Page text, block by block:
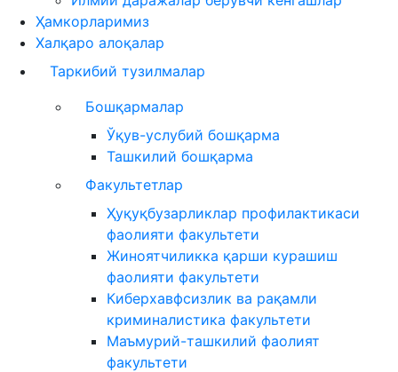
Ҳамкорларимиз
Халқаро алоқалар
Таркибий тузилмалар
Бошқармалар
Ўқув-услубий бошқарма
Ташкилий бошқарма
Факультетлар
Ҳуқуқбузарликлар профилактикаси
фаолияти факультети
Жиноятчиликка қарши курашиш
фаолияти факультети
Киберхавфсизлик ва рақамли
криминалистика факультети
Маъмурий-ташкилий фаолият
факультети